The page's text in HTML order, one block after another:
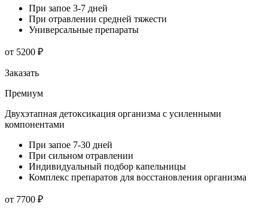
При запое 3-7 дней
При отравлении средней тяжести
Универсальные препараты
от 5200 ₽
Заказать
Премиум
Двухэтапная детоксикация организма с усиленными
компонентами
При запое 7-30 дней
При сильном отравлении
Индивидуальный подбор капельницы
Комплекс препаратов для восстановления организма
от 7700 ₽